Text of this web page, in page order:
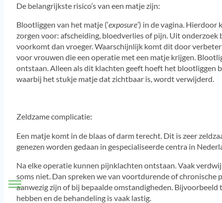
De belangrijkste risico’s van een matje zijn:
Blootliggen van het matje (‘exposure’) in de vagina.
zorgen voor: afscheiding, bloedverlies of pijn. Uit
voorkomt dan vroeger. Waarschijnlijk komt dit door
voor vrouwen die een operatie met een matje krijgen.
ontstaan. Alleen als dit klachten geeft hoeft het blootliggen
waarbij het stukje matje dat zichtbaar is, wordt verwijderd.
Zeldzame complicatie:
Een matje komt in de blaas of darm terecht. Dit is zeer
genezen worden gedaan in gespecialiseerde centra in
Na elke operatie kunnen pijnklachten ontstaan. Vaak
soms niet. Dan spreken we van voortdurende of chronische
aanwezig zijn of bij bepaalde omstandigheden.
hebben en de behandeling is vaak lastig.